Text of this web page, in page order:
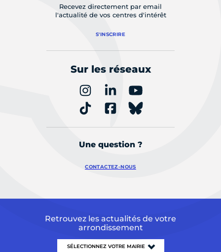
Recevez directement par email
l'actualité de vos centres d'intérêt
S'INSCRIRE
Sur les réseaux
Une question ?
CONTACTEZ-NOUS
Retrouvez les actualités de votre
arrondissement